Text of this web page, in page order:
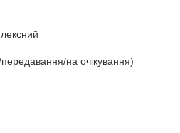
на очікування)